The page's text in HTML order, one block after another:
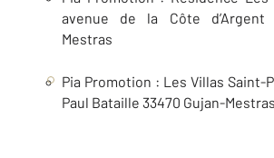
avenue de la Côte d’Argent
Mestras
Pia Promotion : Les Villas Saint-
Paul Bataille 33470 Gujan-Mestras